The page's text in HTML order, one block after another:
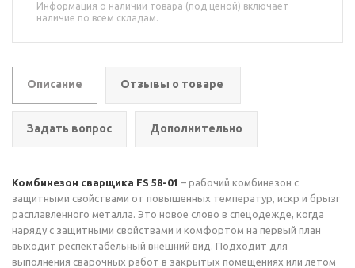
Информация о наличии товара (под ценой) включает
наличие по всем складам.
Описание Отзывы о товаре
Задать вопрос Дополнительно
Комбинезон сварщика FS 58-01 – рабочий комбинезон с
защитными свойствами от повышенных температур, искр и брызг
расплавленного металла. Это новое слово в спецодежде, когда
наряду с защитными свойствами и комфортом на первый план
выходит респектабельный внешний вид. Подходит для
выполнения сварочных работ в закрытых помещениях или летом